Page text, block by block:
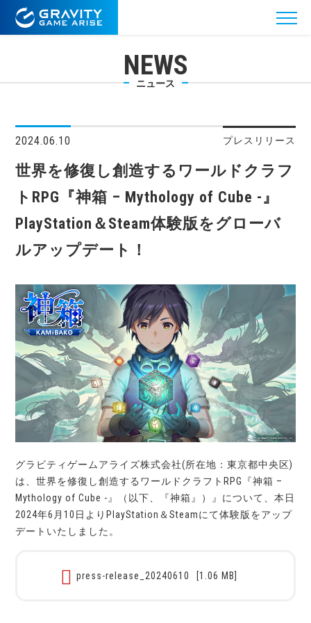
NEWS
ニュース
2024.06.10 プレスリリース
世界を修復し創造するワールドクラフ
トRPG『神箱 – Mythology of Cube -』
PlayStation＆Steam体験版をグローバ
ルアップデート！
グラビティゲームアライズ株式会社(所在地：東京都中央区)
は、世界を修復し創造するワールドクラフトRPG『神箱 –
Mythology of Cube -』（以下、『神箱』）』について、本日
2024年6月10日よりPlayStation＆Steamにて体験版をアップ
デートいたしました。
press-release_20240610 [1.06 MB]